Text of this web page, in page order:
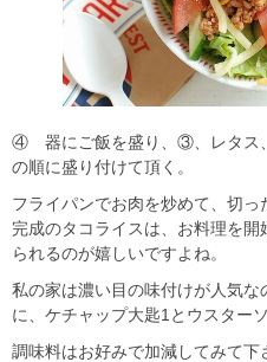
④ 器にご飯を盛り、③、レタス
の順に盛り付けて頂く。
フライパンでお肉を炒めて、切
完成のタコライスは、お料理を
られるのが嬉しいですよね。
私の家は濃い目の味付けが人気
に、ケチャップ大匙1とウスター
調味料はお好みで加減してみて下